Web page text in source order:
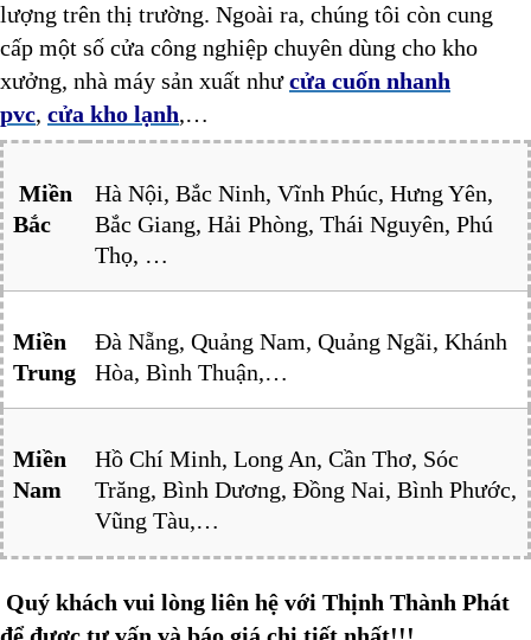
lượng trên thị trường. Ngoài ra, chúng tôi còn cung
cấp một số cửa công nghiệp chuyên dùng cho kho
xưởng, nhà máy sản xuất nhưcửa cuốn nhanh
pvc, cửa kho lạnh,…
Miền
Bắc
Hà Nội, Bắc Ninh, Vĩnh Phúc, Hưng Yên,
Bắc Giang, Hải Phòng, Thái Nguyên, Phú
Thọ, …
Miền
Trung
Đà Nẵng, Quảng Nam, Quảng Ngãi, Khánh
Hòa, Bình Thuận,…
Miền
Nam
Hồ Chí Minh, Long An, Cần Thơ, Sóc
Trăng, Bình Dương, Đồng Nai, Bình Phước,
Vũng Tàu,…
Quý khách vui lòng liên hệ với Thịnh Thành Phát